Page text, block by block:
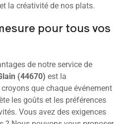
la créativité de nos plats.
pour tous vos
de notre service de
(44670) est la
que chaque événement
les goûts et les préférences
Vous avez des exigences